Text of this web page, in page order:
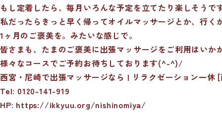
もし定着したら、毎月いろんな予定を立てたり楽しそうで
私だったらきっと早く帰ってオイルマッサージとか、行
1ヶ月のご褒美を。みたいな感じで。
皆さまも、たまのご褒美に出張マッサージをご利用はいか
様々なコースでご予約お待ちしております(^-^)/
西宮・尼崎で出張マッサージなら | リラクゼーション一休
Tel: 0120-141-919
HP: https://ikkyuu.org/nishinomiya/